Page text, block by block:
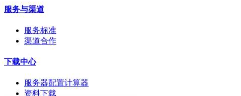
服务与渠道
服务标准
渠道合作
下载中心
服务器配置计算器
资料下载